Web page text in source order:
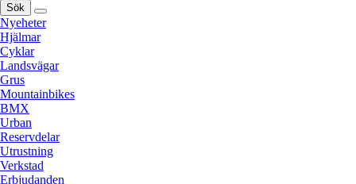
Sök
Nyeheter
Hjälmar
Cyklar
Landsvägar
Grus
Mountainbikes
BMX
Urban
Reservdelar
Utrustning
Verkstad
Erbjudanden